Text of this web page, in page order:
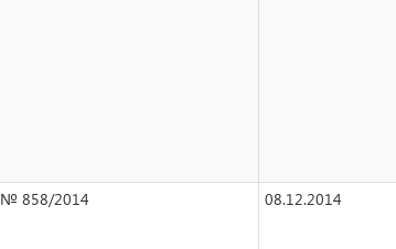
№ 858/2014 08.12.2014